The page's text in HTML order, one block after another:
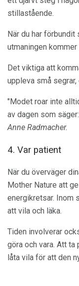
stillastående.
När du har
utmaningen
Det viktiga att
uppleva små segrar,
"Modet roar inte
av dagen som
Anne Radmacher.
4. Var patient
När du överväger
Mother Nature att
energikretsar. Inom
att vila och läka.
Tiden involverar
göra och vara. Att
låta vila för att den